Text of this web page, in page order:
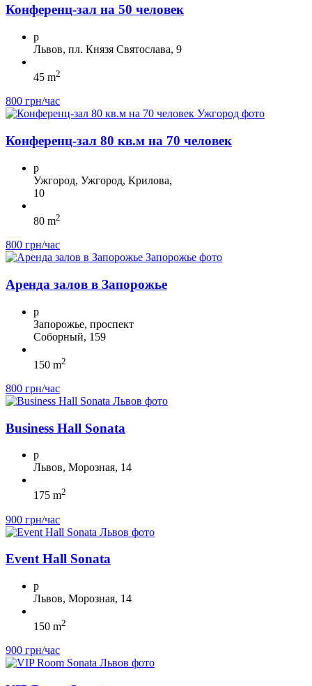
Конференц-зал на 50 человек
p
Львов, пл. Князя Святослава, 9
45 m2
800 грн/час
Конференц-зал 80 кв.м на 70 человек
p
Ужгород, Ужгород, Крилова,
10
80 m2
800 грн/час
Аренда залов в Запорожье
p
Запорожье, проспект
Соборный, 159
150 m2
800 грн/час
Business Hall Sonata
p
Львов, Морозная, 14
175 m2
900 грн/час
Event Hall Sonata
p
Львов, Морозная, 14
150 m2
900 грн/час